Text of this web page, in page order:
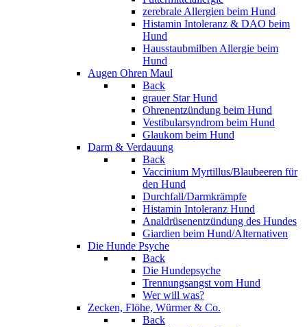
zerebrale Allergien beim Hund
Histamin Intoleranz & DAO beim
Hund
Hausstaubmilben Allergie beim
Hund
Augen Ohren Maul
Back
grauer Star Hund
Ohrenentzündung beim Hund
Vestibularsyndrom beim Hund
Glaukom beim Hund
Darm & Verdauung
Back
Vaccinium Myrtillus/Blaubeeren für
den Hund
Durchfall/Darmkrämpfe
Histamin Intoleranz Hund
Analdrüsenentzündung des Hundes
Giardien beim Hund/Alternativen
Die Hunde Psyche
Back
Die Hundepsyche
Trennungsangst vom Hund
Wer will was?
Zecken, Flöhe, Würmer & Co.
Back